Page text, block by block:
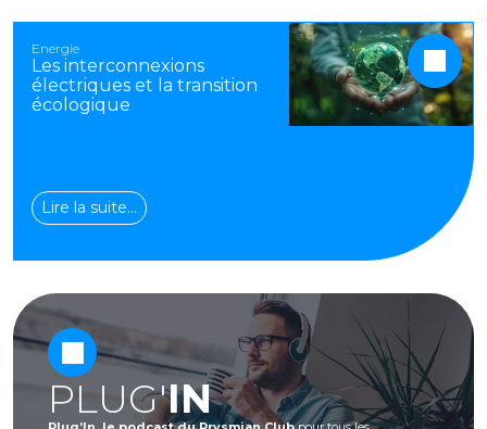
PLUG'IN
Energie
Les interconnexions
électriques et la transition
écologique
Lire la suite…